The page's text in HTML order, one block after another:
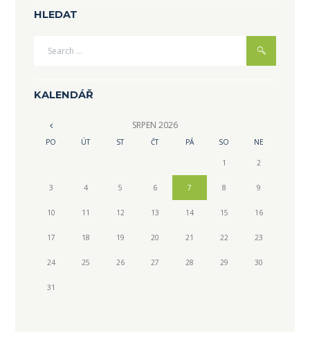
HLEDAT
KALENDÁŘ
SRPEN 2026
PO ÚT ST ČT PÁ SO NE
1 2
3 4 5 6 7 8 9
10 11 12 13 14 15 16
17 18 19 20 21 22 23
24 25 26 27 28 29 30
31